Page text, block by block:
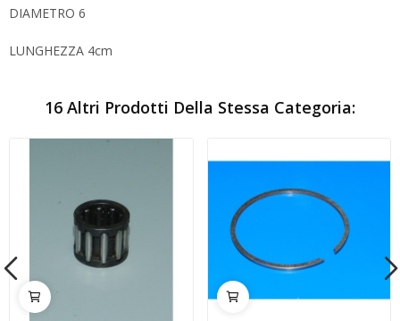
DIAMETRO 6
LUNGHEZZA 4cm
16 Altri Prodotti Della Stessa Categoria: